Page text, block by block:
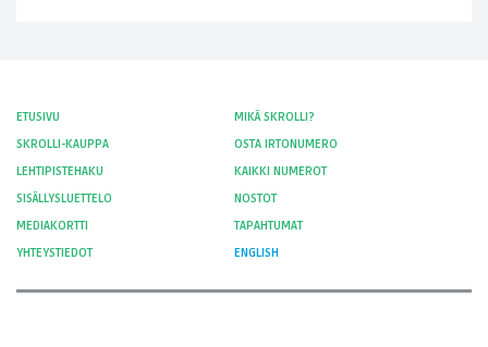
ETUSIVU
MIKÄ SKROLLI?
SKROLLI-KAUPPA
OSTA IRTONUMERO
LEHTIPISTEHAKU
KAIKKI NUMEROT
SISÄLLYSLUETTELO
NOSTOT
MEDIAKORTTI
TAPAHTUMAT
YHTEYSTIEDOT
ENGLISH